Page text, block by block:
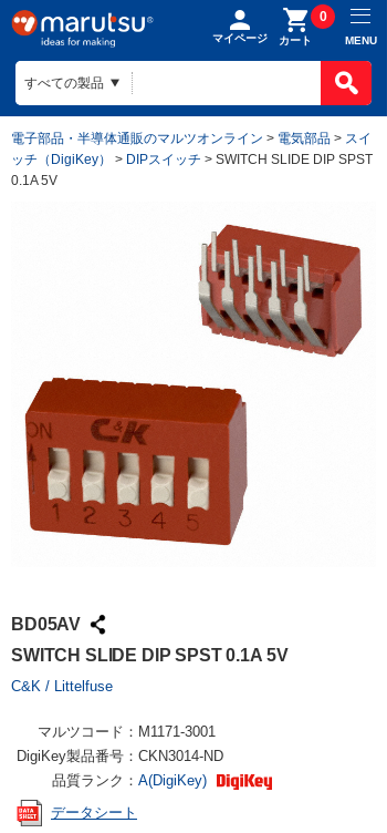
マイページ カート
0
MENU
電子部品・半導体通販のマルツオンライン > 電気部品 > スイ
ッチ（DigiKey）
> DIPスイッチ > SWITCH SLIDE DIP SPST
0.1A 5V
BD05AV
SWITCH SLIDE DIP SPST 0.1A 5V
C&K / Littelfuse
マルツコード： M1171-3001
DigiKey製品番号： CKN3014-ND
品質ランク： A(DigiKey)
データシート